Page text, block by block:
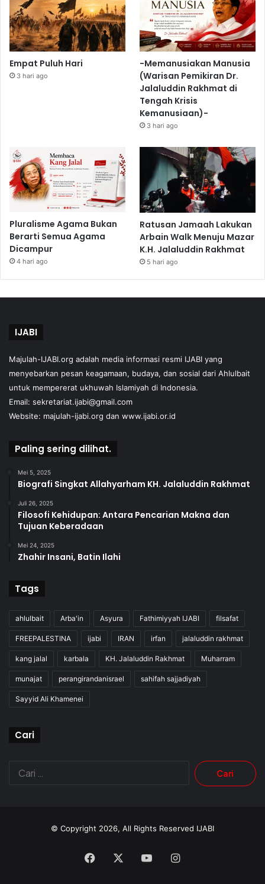
Empat Puluh Hari
3 hari ago
-Memanusiakan Manusia
(Warisan Pemikiran Dr.
Jalaluddin Rakhmat di
Tengah Krisis
Kemanusiaan)-
3 hari ago
Pluralisme Agama Bukan
Berarti Semua Agama
Dicampur
4 hari ago
Ratusan Jamaah Lakukan
Arbain Walk Menuju Mazar
K.H. Jalaluddin Rakhmat
5 hari ago
IJABI
Majulah-IJABI.org adalah media informasi resmi IJABI yang
menyebarkan pesan keagamaan, budaya, dan sosial dari Ahlulbait
untuk mempererat ukhuwah Islamiyah di Indonesia.
Email: sekretariat.ijabi@gmail.com
Website: majulah-ijabi.org dan www.ijabi.or.id
Paling sering dilihat.
Mei 5, 2025
Biografi Singkat Allahyarham KH. Jalaluddin Rakhmat
Juli 26, 2025
Filosofi Kehidupan: Antara Pencarian Makna dan
Tujuan Keberadaan
Mei 24, 2025
Zhahir Insani, Batin Ilahi
Tags
ahlulbait Arba'in Asyura Fathimiyyah IJABI filsafat
FREEPALESTINA ijabi IRAN irfan jalaluddin rakhmat
kang jalal karbala KH. Jalaluddin Rakhmat Muharram
munajat perangirandanisrael sahifah sajjadiyah
Sayyid Ali Khamenei
Cari
Cari
untuk:
© Copyright 2026, All Rights Reserved IJABI
Facebook YouTubeInstagram